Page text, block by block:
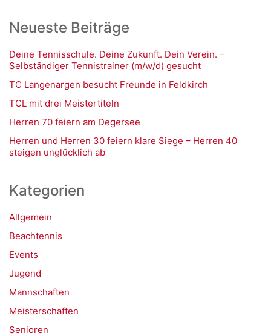
Neueste Beiträge
Deine Tennisschule. Deine Zukunft. Dein Verein. –
Selbständiger Tennistrainer (m/w/d) gesucht
TC Langenargen besucht Freunde in Feldkirch
TCL mit drei Meistertiteln
Herren 70 feiern am Degersee
Herren und Herren 30 feiern klare Siege – Herren 40
steigen unglücklich ab
Kategorien
Allgemein
Beachtennis
Events
Jugend
Mannschaften
Meisterschaften
Senioren